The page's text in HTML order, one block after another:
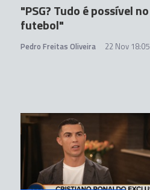
"PSG? Tudo é possível no
futebol"
Pedro Freitas Oliveira 22 Nov 18:05